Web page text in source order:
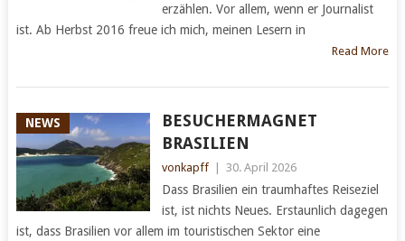
erzählen. Vor allem, wenn er Journalist
ist. Ab Herbst 2016 freue ich mich, meinen Lesern in
Read More
NEWS
BESUCHERMAGNET
BRASILIEN
vonkapff 30. April 2026
Dass Brasilien ein traumhaftes Reiseziel
ist, ist nichts Neues. Erstaunlich dagegen
ist, dass Brasilien vor allem im touristischen Sektor eine